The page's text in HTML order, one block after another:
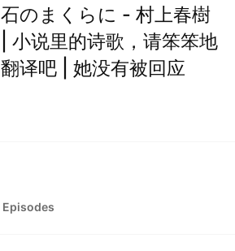
石のまくらに - 村上春樹
| 小说里的诗歌，请笨笨地
翻译吧 | 她没有被回应
Episodes